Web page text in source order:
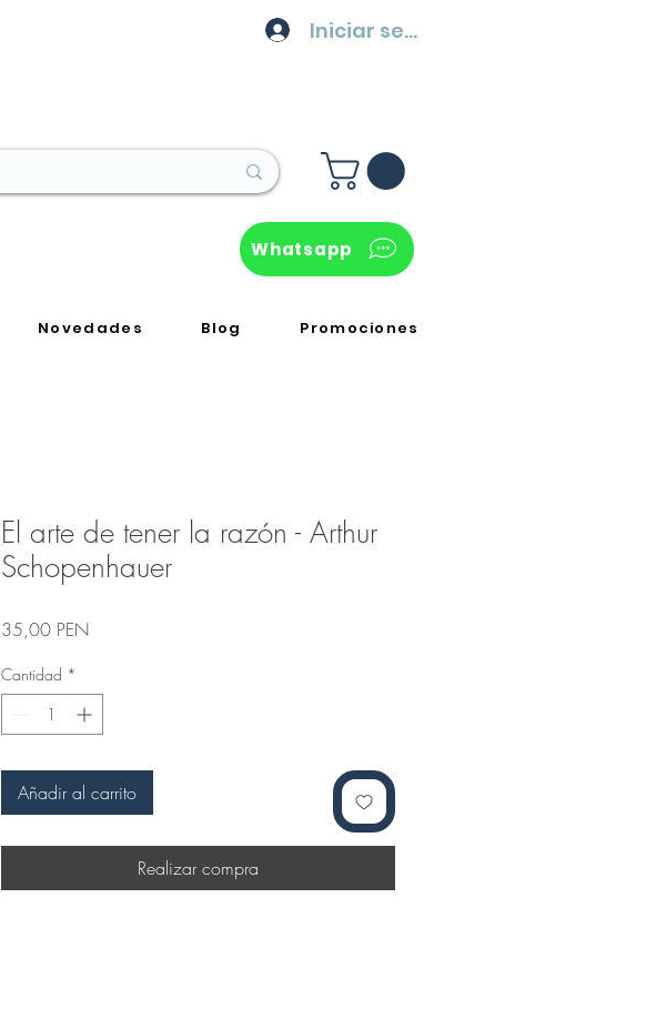
Iniciar sesión
Whatsapp
Novedades Blog Promociones
El arte de tener la razón - Arthur
Schopenhauer
35,00 PENPrecio
Cantidad *
Añadir al carrito
Realizar compra